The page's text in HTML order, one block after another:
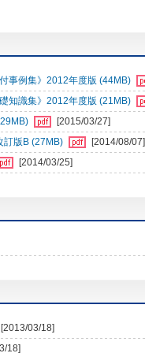
事例集》2012年度版 (44MB)
知識集》2012年度版 (21MB)
[2015/03/27]
訂版B (27MB)
[2014/08/07]
[2014/03/25]
[2013/03/18]
18]